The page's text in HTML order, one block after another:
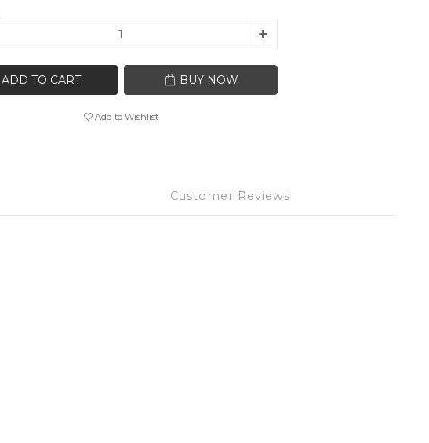
ADD TO CART BUY NOW
Add to Wishlist
Customer Reviews